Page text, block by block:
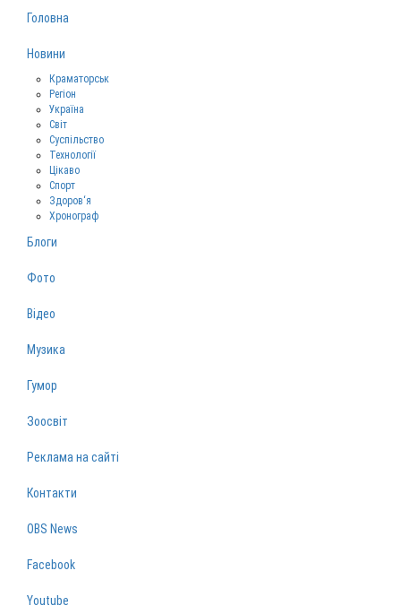
Головна
Новини
Краматорськ
Регіон
Україна
Світ
Суспільство
Технології
Цікаво
Спорт
Здоров‘я
Хронограф
Блоги
Фото
Відео
Музика
Гумор
Зоосвіт
Реклама на сайті
Контакти
OBS News
Facebook
Youtube